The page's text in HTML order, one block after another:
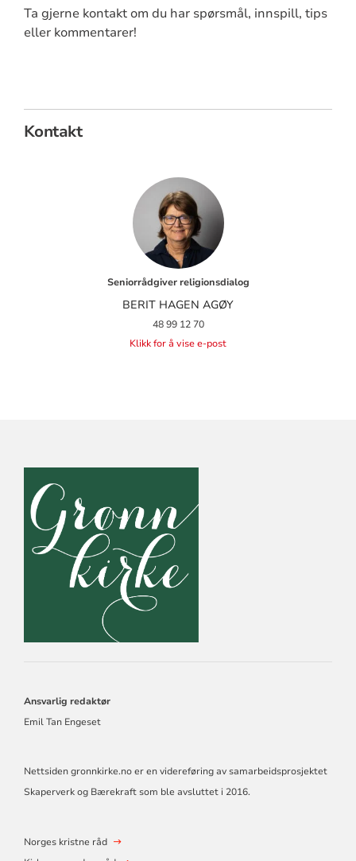
Ta gjerne kontakt om du har spørsmål, innspill, tips
eller kommentarer!
Kontakt
Seniorrådgiver religionsdialog
BERIT HAGEN AGØY
48 99 12 70
Klikk for å vise e-post
DEN
Ansvarlig redaktør
Emil Tan Engeset
Nettsiden gronnkirke.no er en videreføring av samarbeidsprosjektet
Skaperverk og Bærekraft som ble avsluttet i 2016.
Norges kristne råd